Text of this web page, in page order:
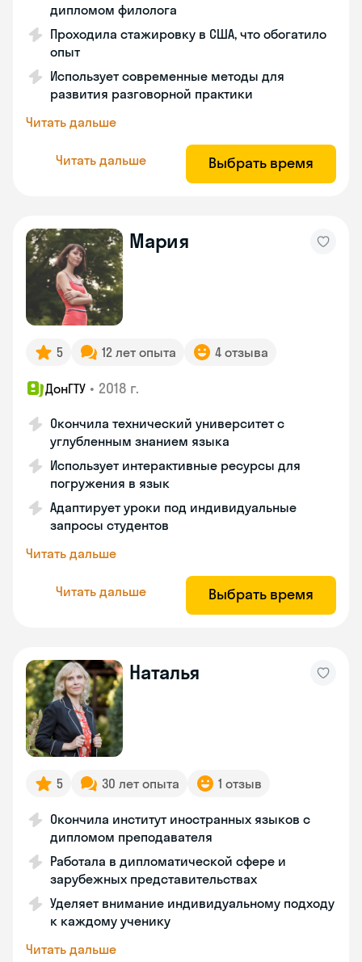
дипломом филолога
Проходила стажировку в США, что обогатило
опыт
Использует современные методы для
развития разговорной практики
Читать дальше
Читать дальше Выбрать время
Мария
5 12 лет опыта 4 отзыва
ДонГТУ • 2018 г.
Окончила технический университет с
углубленным знанием языка
Использует интерактивные ресурсы для
погружения в язык
Адаптирует уроки под индивидуальные
запросы студентов
Читать дальше
Читать дальше Выбрать время
Наталья
5 30 лет опыта 1 отзыв
Окончила институт иностранных языков с
дипломом преподавателя
Работала в дипломатической сфере и
зарубежных представительствах
Уделяет внимание индивидуальному подходу
к каждому ученику
Читать дальше